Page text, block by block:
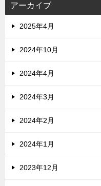
アーカイブ
2025年4月
2024年10月
2024年4月
2024年3月
2024年2月
2024年1月
2023年12月